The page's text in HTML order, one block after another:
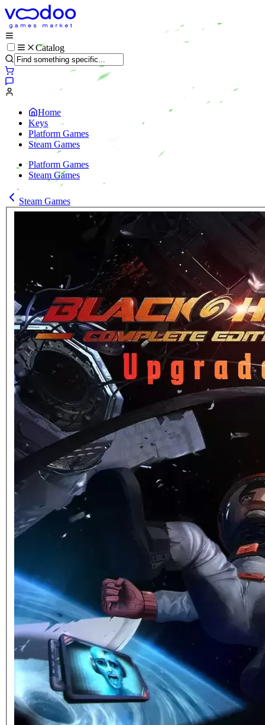
Catalog
Home
Keys
Platform Games
Steam Games
Platform Games
Steam Games
Steam Games